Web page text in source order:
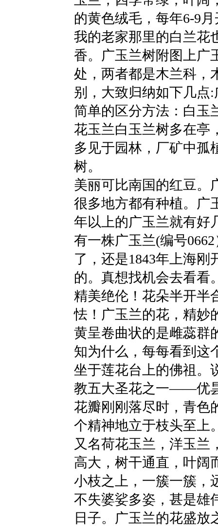
的黄色绒毛，每年6-9
我的老家那里的白兰花
香。广玉兰树附图上广
处，两者都是木兰科，
别，大致归纳如下几点
简单的区分方法：白玉
花玉兰白玉兰树多在亭
多见于园林，厂矿中孤
树。
美丽可比南国的红豆。
很多地方都有种植。广
年以上的广玉兰就有好
有一株广玉兰(编号
了，还是1843年上海
的。真想找机会去看看
精美绝伦！花朵半开半
怯！广玉兰的花，精妙
黄呈卷曲状的是雌蕊群
知为什么，每每看到这
坐于莲花台上的佛祖。
教五大圣花之一——优
花瓣刚刚落尽时，青色
个精神地立于枝头至上
又名荷花玉兰，洋玉兰
高大，树干通直，叶阔
小枝之上，一簇一簇，
不失婆娑多姿，甚是雄
日子。广玉兰的花盛放